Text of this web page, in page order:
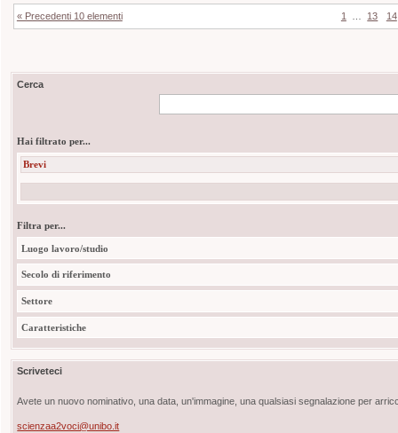
« Precedenti 10 elementi 1 13 14
Cerca
Hai filtrato per...
Brevi
Filtra per...
Luogo lavoro/studio
Secolo di riferimento
Settore
Caratteristiche
Scriveteci
Avete un nuovo nominativo, una data, un'immagine, una qualsiasi segnalazione per
scienzaa2voci@unibo.it